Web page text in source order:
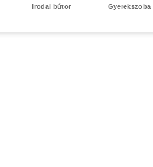
Irodai bútor Gyerekszoba